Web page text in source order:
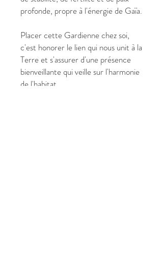
profonde, propre à l'énergie de Gaïa.
Placer cette Gardienne chez soi,
c'est honorer le lien qui nous unit à la
Terre et s'assurer d'une présence
bienveillante qui veille sur l'harmonie
de l'habitat.